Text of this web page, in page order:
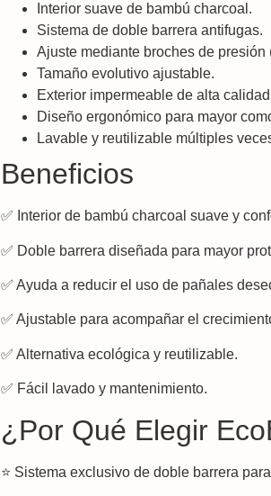
Interior suave de bambú charcoal.
Sistema de doble barrera antifugas.
Ajuste mediante broches de presión
Tamaño evolutivo ajustable.
Exterior impermeable de alta
Diseño ergonómico para mayor
Lavable y reutilizable múltiples
Beneficios
✅ Interior de bambú charcoal suave y
✅ Doble barrera diseñada para mayor
✅ Ayuda a reducir el uso de pañales
✅ Ajustable para acompañar el
✅ Alternativa ecológica y reutilizable.
✅ Fácil lavado y mantenimiento.
¿Por Qué Elegir
⭐ Sistema exclusivo de doble barrera